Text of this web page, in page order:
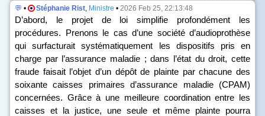
💬 • Stéphanie Rist, Ministre • 2026 Feb 25, 22:13:48
D’abord, le projet de loi simplifie profondément les
procédures. Prenons le cas d’une société d’audioprothèse
qui surfacturait systématiquement les dispositifs pris en
charge par l’assurance maladie ; dans l’état du droit, cette
fraude faisait l’objet d’un dépôt de plainte par chacune des
soixante caisses primaires d’assurance maladie (CPAM)
concernées. Grâce à une meilleure coordination entre les
caisses et la justice, une seule et même plainte pourra